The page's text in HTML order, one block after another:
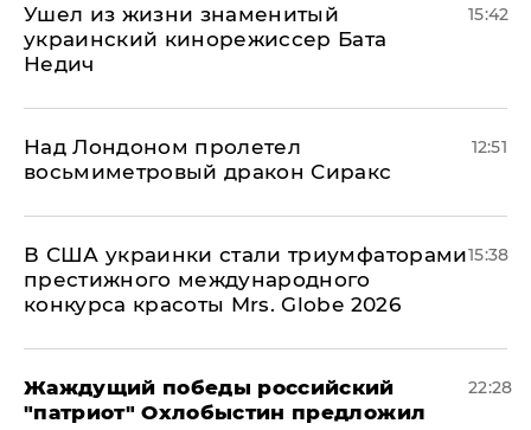
Ушел из жизни знаменитый
украинский кинорежиссер Бата
Недич
15:42
Над Лондоном пролетел
восьмиметровый дракон Сиракс
12:51
В США украинки стали триумфаторами
престижного международного
конкурса красоты Mrs. Globe 2026
15:38
Жаждущий победы российский
"патриот" Охлобыстин предложил
22:28